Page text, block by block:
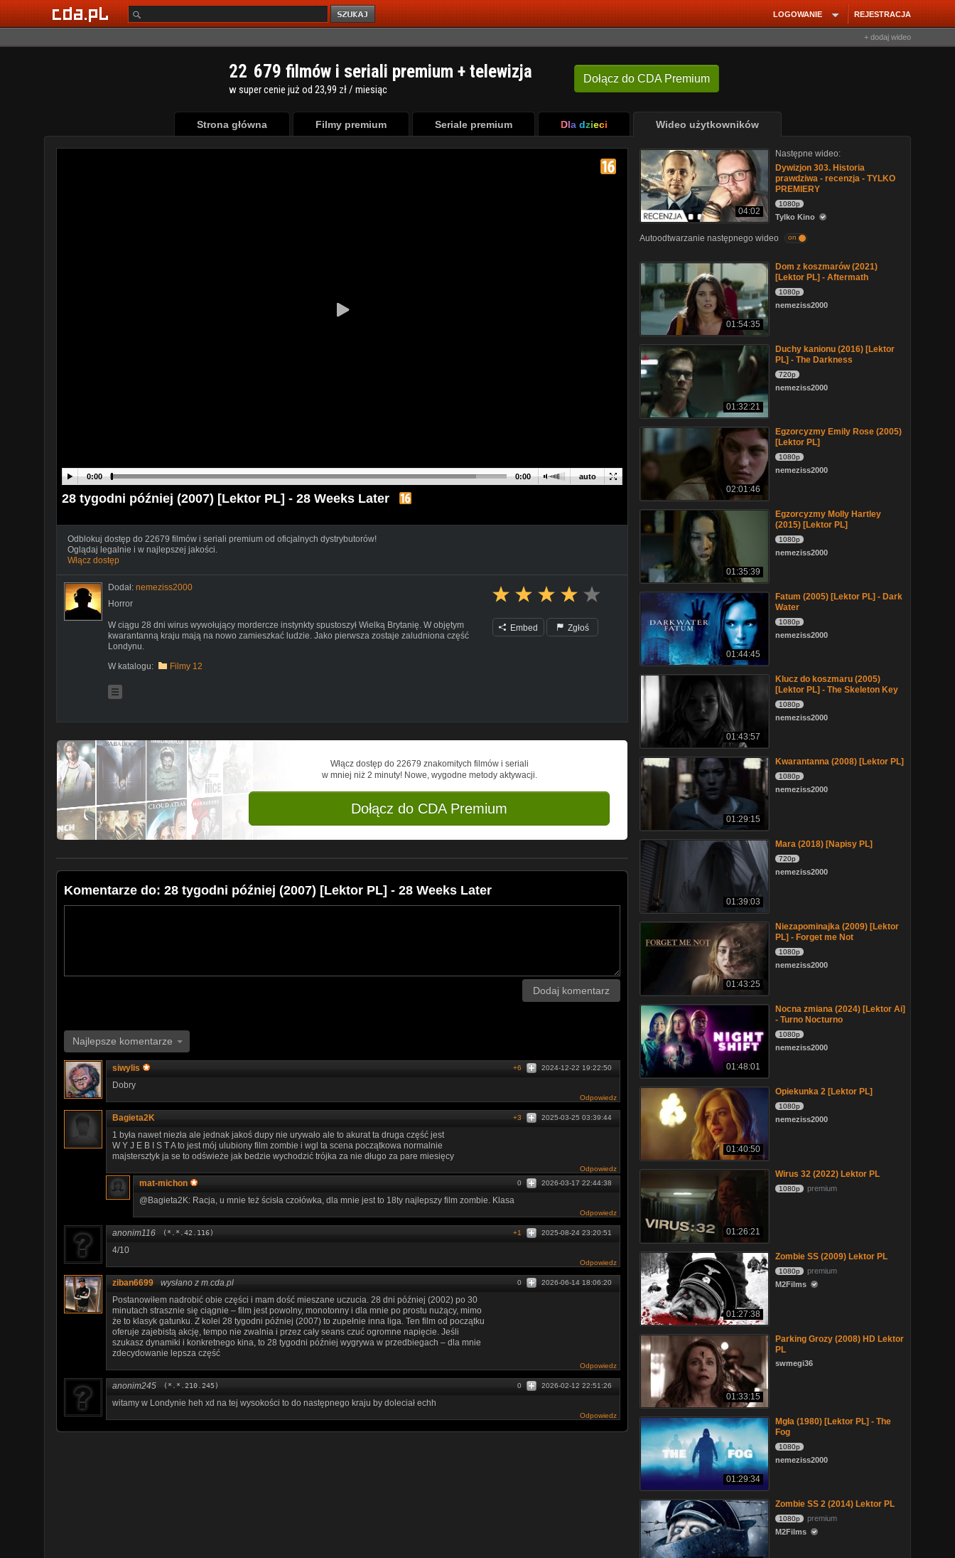
REJESTRACJA
LOGOWANIE
+ dodaj wideo
Dołącz do CDA Premium
22 679 filmów i seriali premium + telewizja
w super cenie już od 23,99 zł / miesiąc
Strona główna Filmy premium Seriale premium Dla dzieci Wideo użytkowników
auto
0:00 0:00
28 tygodni później (2007) [Lektor PL] - 28 Weeks Later
Odblokuj dostęp do 22679 filmów i seriali premium od oficjalnych dystrybutorów!
Oglądaj legalnie i w najlepszej jakości.
Włącz dostęp
Dodał: nemeziss2000
Horror
W ciągu 28 dni wirus wywołujący mordercze instynkty spustoszył Wielką Brytanię. W objętym
kwarantanną kraju mają na nowo zamieszkać ludzie. Jako pierwsza zostaje zaludniona część
Londynu.
W katalogu:
Filmy 12
Embed Zgłoś
Włącz dostęp do 22679 znakomitych filmów i seriali
w mniej niż 2 minuty! Nowe, wygodne metody aktywacji.
Dołącz do CDA Premium
Komentarze do: 28 tygodni później (2007) [Lektor PL] - 28 Weeks Later
Dodaj komentarz
Najlepsze komentarze
siwylis 2024-12-22 19:22:50
+6
Dobry
Odpowiedz
Bagieta2K 2025-03-25 03:39:44
+3
1 była nawet niezła ale jednak jakoś dupy nie urywało ale to akurat ta druga część jest
W Y J E B I S T A to jest mój ulubiony film zombie i wgl ta scena początkowa normalnie
majstersztyk ja se to odświeże jak bedzie wychodzić trójka za nie długo za pare miesięcy
Odpowiedz
mat-michon 2026-03-17 22:44:38
0
@Bagieta2K: Racja, u mnie też ścisła czołówka, dla mnie jest to 18ty najlepszy film zombie. Klasa
Odpowiedz
anonim116 (*.*.42.116) 2025-08-24 23:20:51
+1
4/10
Odpowiedz
ziban6699 wysłano z m.cda.pl 2026-06-14 18:06:20
0
Postanowiłem nadrobić obie części i mam dość mieszane uczucia. 28 dni później (2002) po 30
minutach strasznie się ciągnie – film jest powolny, monotonny i dla mnie po prostu nużący, mimo
że to klasyk gatunku. Z kolei 28 tygodni później (2007) to zupełnie inna liga. Ten film od początku
oferuje zajebistą akcję, tempo nie zwalnia i przez cały seans czuć ogromne napięcie. Jeśli
szukasz dynamiki i konkretnego kina, to 28 tygodni później wygrywa w przedbiegach – dla mnie
zdecydowanie lepsza część
Odpowiedz
anonim245 (*.*.210.245) 2026-02-12 22:51:26
0
witamy w Londynie heh xd na tej wysokości to do następnego kraju by doleciał echh
Odpowiedz
04:02
Następne wideo:
Dywizjon 303. Historia
prawdziwa - recenzja - TYLKO
PREMIERY
1080p
Tylko Kino
Autoodtwarzanie następnego wideo on
01:54:35
Dom z koszmarów (2021)
[Lektor PL] - Aftermath
1080p
nemeziss2000
01:32:21
Duchy kanionu (2016) [Lektor
PL] - The Darkness
720p
nemeziss2000
02:01:46
Egzorcyzmy Emily Rose (2005)
[Lektor PL]
1080p
nemeziss2000
01:35:39
Egzorcyzmy Molly Hartley
(2015) [Lektor PL]
1080p
nemeziss2000
01:44:45
Fatum (2005) [Lektor PL] - Dark
Water
1080p
nemeziss2000
01:43:57
Klucz do koszmaru (2005)
[Lektor PL] - The Skeleton Key
1080p
nemeziss2000
01:29:15
Kwarantanna (2008) [Lektor PL]
1080p
nemeziss2000
01:39:03
Mara (2018) [Napisy PL]
720p
nemeziss2000
01:43:25
Niezapominajka (2009) [Lektor
PL] - Forget me Not
1080p
nemeziss2000
01:48:01
Nocna zmiana (2024) [Lektor Ai]
- Turno Nocturno
1080p
nemeziss2000
01:40:50
Opiekunka 2 [Lektor PL]
1080p
nemeziss2000
01:26:21
Wirus 32 (2022) Lektor PL
1080p premium
01:27:38
Zombie SS (2009) Lektor PL
1080p
premium
M2Films
01:33:15
Parking Grozy (2008) HD Lektor
PL
swmegi36
01:29:34
Mgła (1980) [Lektor PL] - The
Fog
1080p
nemeziss2000
Zombie SS 2 (2014) Lektor PL
1080p
premium
M2Films